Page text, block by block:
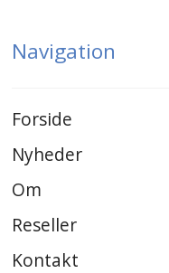
Navigation
Forside
Nyheder
Om
Reseller
Kontakt